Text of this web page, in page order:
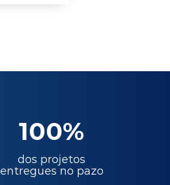
100%
dos projetos
entregues no pazo